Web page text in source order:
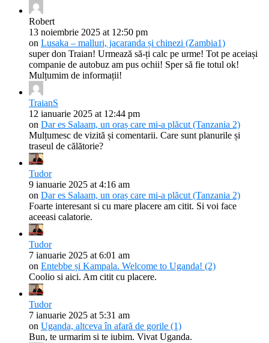
Robert
13 noiembrie 2025 at 12:50 pm
on Lusaka – malluri, jacaranda și chinezi (Zambia1)
super don Traian! Urmează să-ți calc pe urme! Tot pe aceiași
companie de autobuz am pus ochii! Sper să fie totul ok!
Mulțumim de informații!
TraianS
12 ianuarie 2025 at 12:44 pm
on Dar es Salaam, un oraș care mi-a plăcut (Tanzania 2)
Mulțumesc de vizită și comentarii. Care sunt planurile și
traseul de călătorie?
Tudor
9 ianuarie 2025 at 4:16 am
on Dar es Salaam, un oraș care mi-a plăcut (Tanzania 2)
Foarte interesant si cu mare placere am citit. Si voi face
aceeasi calatorie.
Tudor
7 ianuarie 2025 at 6:01 am
on Entebbe și Kampala. Welcome to Uganda! (2)
Coolio si aici. Am citit cu placere.
Tudor
7 ianuarie 2025 at 5:31 am
on Uganda, altceva în afară de gorile (1)
Bun, te urmarim si te iubim. Vivat Uganda.